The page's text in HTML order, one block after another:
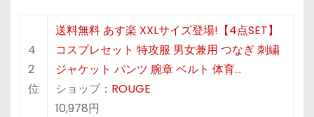
4
2
位
送料無料 あす楽 XXLサイズ登場!【4点SET】
コスプレセット 特攻服 男女兼用 つなぎ 刺繍
ジャケット パンツ 腕章 ベルト 体育…
ショップ： ROUGE
10,978円